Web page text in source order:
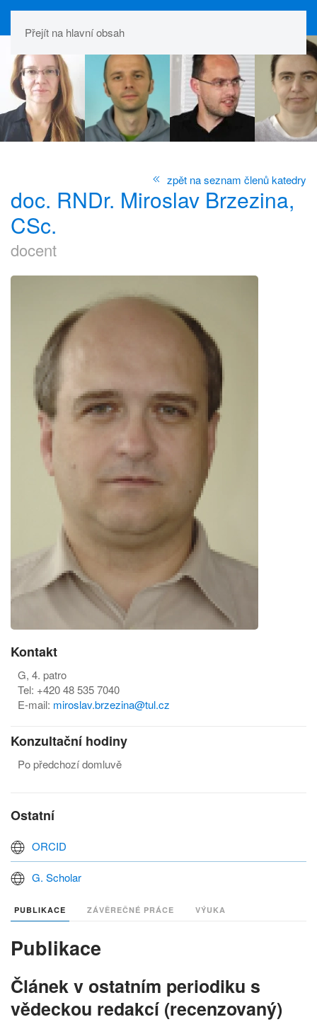
Přejít na hlavní obsah
zpět na seznam členů katedry
doc. RNDr. Miroslav Brzezina,
CSc.
docent
Kontakt
G, 4. patro
Tel: +420 48 535 7040
E-mail: miroslav.brzezina@tul.cz
Konzultační hodiny
Po předchozí domluvě
Ostatní
ORCID
G. Scholar
PUBLIKACE ZÁVĚREČNÉ PRÁCE VÝUKA
Publikace
Článek v ostatním periodiku s
vědeckou redakcí (recenzovaný)